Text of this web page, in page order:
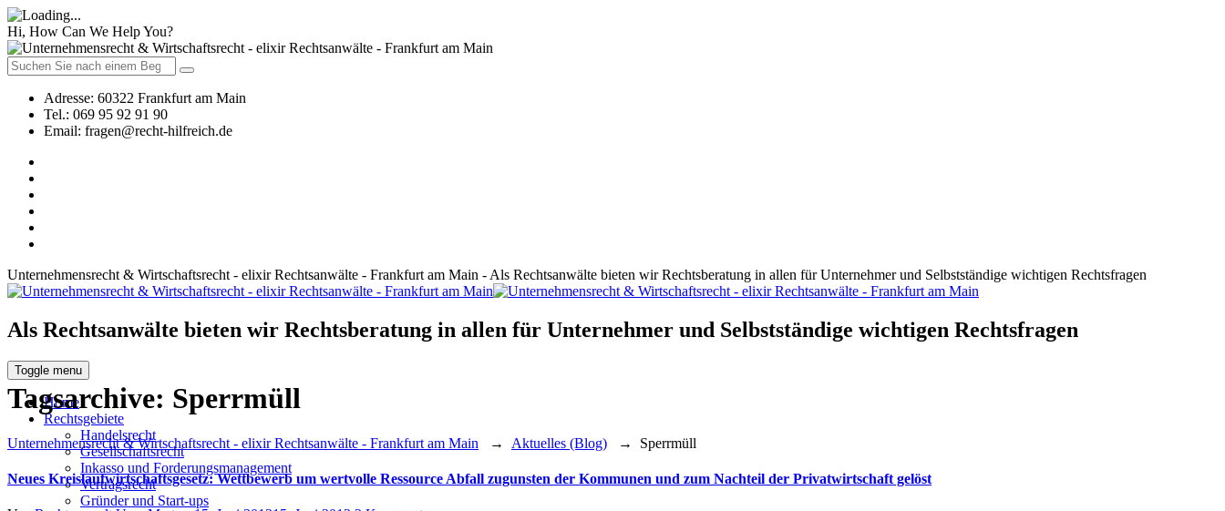
Hi, How Can We Help You?
Adresse: 60322 Frankfurt am Main
Tel.: 069 95 92 91 90
Email: fragen@recht-hilfreich.de
Unternehmensrecht & Wirtschaftsrecht - elixir Rechtsanwälte - Frankfurt am Main - Als Rechtsanwälte bieten wir Rechtsberatung in allen für Unternehmer und Selbstständige wichtigen Rechtsfragen
Als Rechtsanwälte bieten wir Rechtsberatung in allen für Unternehmer und Selbstständige wichtigen Rechtsfragen
Toggle menu
Home
Rechtsgebiete
Handelsrecht
Gesellschaftsrecht
Inkasso und Forderungsmanagement
Vertragsrecht
Gründer und Start-ups
Tagsarchive: Sperrmüll
Unternehmensrecht & Wirtschaftsrecht - elixir Rechtsanwälte - Frankfurt am Main → Aktuelles (Blog) → Sperrmüll
Neues Kreislaufwirtschaftsgesetz: Wettbewerb um wertvolle Ressource Abfall zugunsten der Kommunen und zum Nachteil der Privatwirtschaft gelöst